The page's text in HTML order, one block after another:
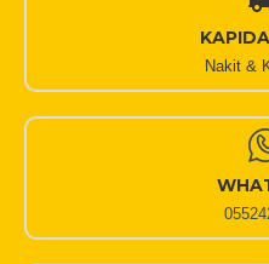
Nakit &